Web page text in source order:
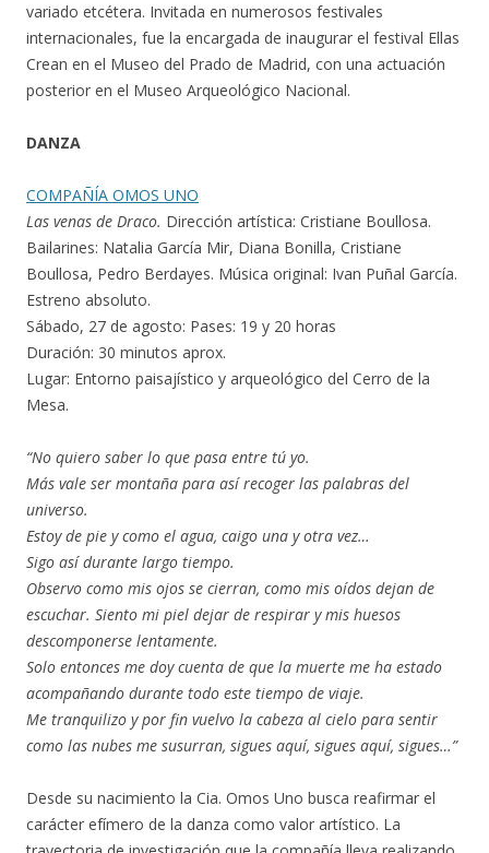
variado etcétera. Invitada en numerosos festivales
internacionales, fue la encargada de inaugurar el festival Ellas
Crean en el Museo del Prado de Madrid, con una actuación
posterior en el Museo Arqueológico Nacional.
DANZA
COMPAÑÍA OMOS UNO
Las venas de Draco. Dirección artística: Cristiane Boullosa.
Bailarines: Natalia García Mir, Diana Bonilla, Cristiane
Boullosa, Pedro Berdayes. Música original: Ivan Puñal García.
Estreno absoluto.
Sábado, 27 de agosto: Pases: 19 y 20 horas
Duración: 30 minutos aprox.
Lugar: Entorno paisajístico y arqueológico del Cerro de la
Mesa.
“No quiero saber lo que pasa entre tú yo.
Más vale ser montaña para así recoger las palabras del
universo.
Estoy de pie y como el agua, caigo una y otra vez…
Sigo así durante largo tiempo.
Observo como mis ojos se cierran, como mis oídos dejan de
escuchar. Siento mi piel dejar de respirar y mis huesos
descomponerse lentamente.
Solo entonces me doy cuenta de que la muerte me ha estado
acompañando durante todo este tiempo de viaje.
Me tranquilizo y por fin vuelvo la cabeza al cielo para sentir
como las nubes me susurran, sigues aquí, sigues aquí, sigues…”
Desde su nacimiento la Cia. Omos Uno busca reafirmar el
carácter efímero de la danza como valor artístico. La